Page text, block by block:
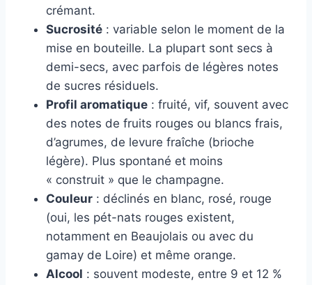
crémant.
Sucrosité : variable selon le moment de la
mise en bouteille. La plupart sont secs à
demi-secs, avec parfois de légères notes
de sucres résiduels.
Profil aromatique : fruité, vif, souvent avec
des notes de fruits rouges ou blancs frais,
d’agrumes, de levure fraîche (brioche
légère). Plus spontané et moins
« construit » que le champagne.
Couleur : déclinés en blanc, rosé, rouge
(oui, les pét-nats rouges existent,
notamment en Beaujolais ou avec du
gamay de Loire) et même orange.
Alcool : souvent modeste, entre 9 et 12 %